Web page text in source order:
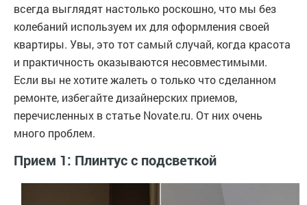
всегда выглядят настолько роскошно, что мы без
колебаний используем их для оформления своей
квартиры. Увы, это тот самый случай, когда красота
и практичность оказываются несовместимыми.
Если вы не хотите жалеть о только что сделанном
ремонте, избегайте дизайнерских приемов,
перечисленных в статье Novate.ru. От них очень
много проблем.
Прием 1: Плинтус с подсветкой